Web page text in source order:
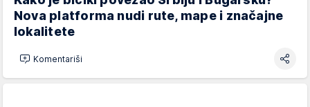
Nova platforma nudi rute, mape i značajne
lokalitete
Komentariši